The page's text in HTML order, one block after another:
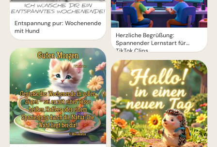
Entspannung pur: Wochenende
mit Hund
Herzliche Begrüßung:
Spannender Lernstart für
TikTok Clips